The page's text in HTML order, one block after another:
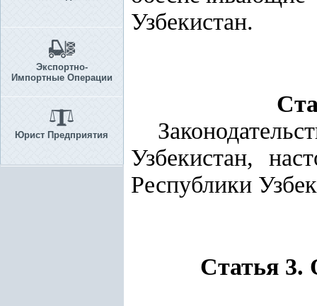
Экспортно-
Импортные Операции
Юрист Предприятия
Узбекистан.
Узбекистан,
Республики
Статья 3.